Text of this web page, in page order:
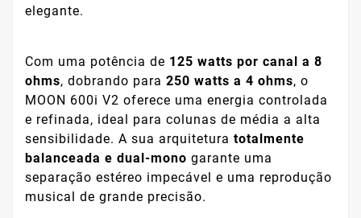
elegante.
Com uma potência de 125 watts por canal a 8
ohms, dobrando para 250 watts a 4 ohms, o
MOON 600i V2 oferece uma energia controlada
e refinada, ideal para colunas de média a alta
sensibilidade. A sua arquitetura totalmente
balanceada e dual-mono garante uma
separação estéreo impecável e uma reprodução
musical de grande precisão.